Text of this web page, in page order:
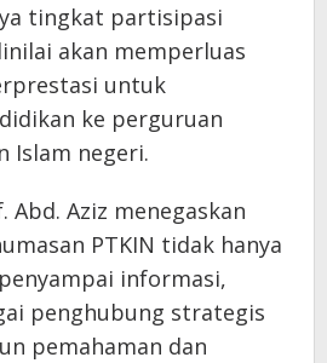
tingkat partisipasi
akan memperluas
untuk
ke perguruan
Islam negeri.
Abd. Aziz menegaskan
PTKIN tidak hanya
informasi,
penghubung strategis
pemahaman dan